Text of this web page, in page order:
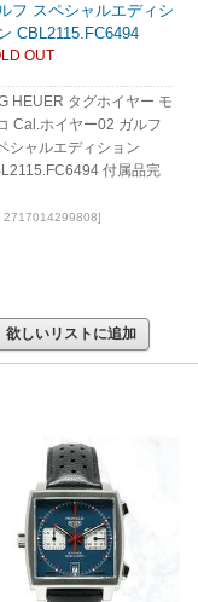
フ スペシャルエディシ
CBL2115.FC6494
OUT
HEUER タグホイヤー モ
Cal.ホイヤー02 ガルフ
シャルエディション
付属品完
2717014299808]
欲しいリストに追加